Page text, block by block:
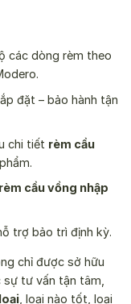
các dòng rèm theo
đặt – bảo hành tận
chi tiết rèm cầu
rèm cầu vồng nhập
trợ bảo trì định kỳ.
chỉ được sở hữu
sự tư vấn tận tâm,
, loại nào tốt, loại